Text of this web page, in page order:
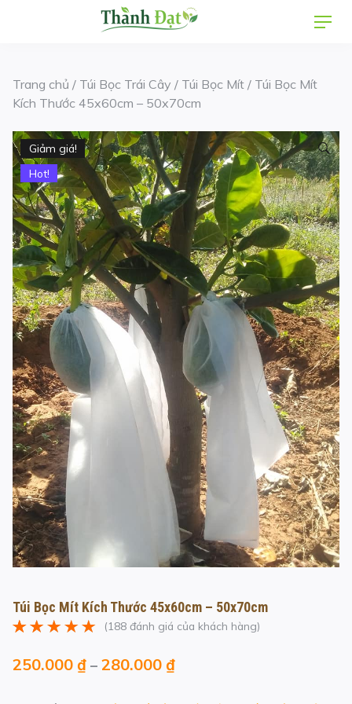
Trang chủ / Túi Bọc Trái Cây / Túi Bọc Mít / Túi Bọc Mít
Kích Thước 45x60cm – 50x70cm
Giảm giá!
Hot!
Túi Bọc Mít Kích Thước 45x60cm – 50x70cm
dựa trênđánh
(188 đánh giá của khách hàng)
250.000 ₫ – 280.000 ₫